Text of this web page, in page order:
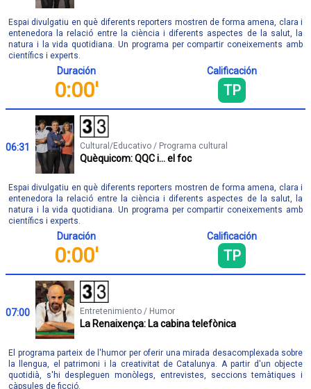
Espai divulgatiu en què diferents reporters mostren de forma amena, clara i
entenedora la relació entre la ciència i diferents aspectes de la salut, la
natura i la vida quotidiana. Un programa per compartir coneixements amb
científics i experts.
Duración
0:00'
Calificación
TP
06:31 Cultural/Educativo / Programa cultural
Quèquicom: QQC i... el foc
Espai divulgatiu en què diferents reporters mostren de forma amena, clara i
entenedora la relació entre la ciència i diferents aspectes de la salut, la
natura i la vida quotidiana. Un programa per compartir coneixements amb
científics i experts.
Duración
0:00'
Calificación
TP
07:00 Entretenimiento / Humor
La Renaixença: La cabina telefònica
El programa parteix de l'humor per oferir una mirada desacomplexada sobre
la llengua, el patrimoni i la creativitat de Catalunya. A partir d'un objecte
quotidià, s'hi despleguen monòlegs, entrevistes, seccions temàtiques i
càpsules de ficció.